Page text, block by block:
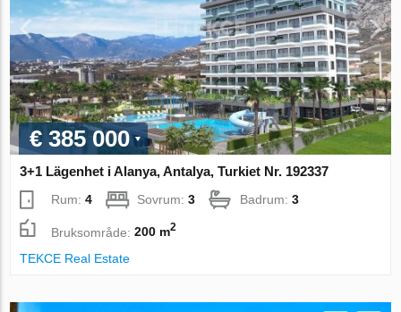
€ 385 000
3+1 Lägenhet i Alanya, Antalya, Turkiet Nr. 192337
Rum:4 Sovrum:3 Badrum:3
Bruksområde:200 m2
TEKCE Real Estate